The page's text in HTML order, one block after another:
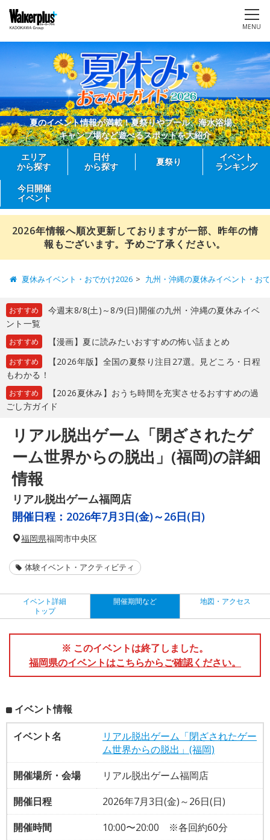
MENU
夏のイベント情報が満載！夏祭りやプール、海水浴場、
キャンプ場など遊べるスポットを大紹介
エリア
から探す
日付
から探す
夏祭り
イベント
ランキング
今日開催
イベント
2026年情報へ順次更新しておりますが一部、昨年の情
報もございます。予めご了承ください。
夏休みイベント・おでかけ2026 九州・沖縄の夏休みイベント・お
おすすめ
今週末8/8(土)～8/9(日)開催の九州・沖縄の夏休みイベ
ント一覧
おすすめ 【漫画】夏に読みたいおすすめの怖い話まとめ
おすすめ
【2026年版】全国の夏祭り注目27選。見どころ・日程
もわかる！
おすすめ
【2026夏休み】おうち時間を充実させるおすすめの過
ごし方ガイド
リアル脱出ゲーム「閉ざされたゲ
ーム世界からの脱出」(福岡)の詳細
情報
リアル脱出ゲーム福岡店
開催日程： 2026年7月3日(金)～26日(日)
福岡県福岡市中央区
体験イベント・アクティビティ
イベント詳細
トップ
開催期間など 地図・アクセス
※ このイベントは終了しました。
福岡県のイベントはこちらからご確認ください。
イベント情報
イベント名
リアル脱出ゲーム「閉ざされたゲー
ム世界からの脱出」(福岡)
開催場所・会場
リアル脱出ゲーム福岡店
開催日程
2026年7月3日(金)～26日(日)
開催時間
10:00〜20:00 ※各回約60分